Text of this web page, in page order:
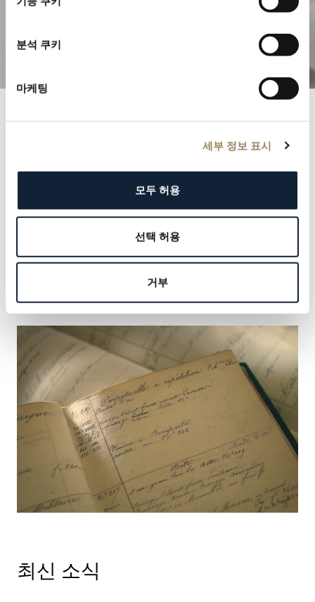
분석 쿠키
마케팅
세부 정보 표시
모두 허용
선택 허용
거부
브레게 기록
명망 높은 브레게 기록부와 함께 역사 속으로 들어가 보
십시오. 각 기록은 군주에서 문화적 아이콘에 이르기까지
정의해온 이름들을 탐험하고, 그 속에 자신의 이름을 새
길 기회를 잡으십시오.
더 알아보기
최신 소식